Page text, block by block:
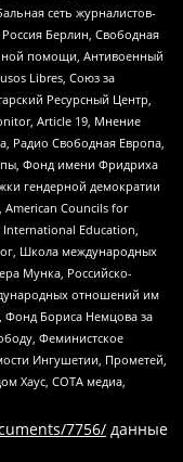
сеть журналистов-
Берлин, Свободная
помощи, Антивоенный
Libres, Союз за
Ресурсный Центр,
Article 19, Мнение
Радио Свободная Европа,
Фонд имени Фридриха
гендерной демократии
Councils for
Education,
Школа международных
Мунка, Российско-
отношений им
Фонд Бориса Немцова за
Феминистское
Ингушетии, Прометей,
Хаус, СОТА медиа,
7756/ данные